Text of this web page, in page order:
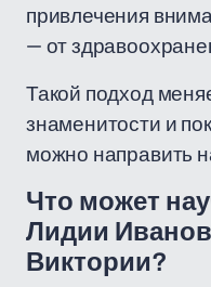
привлечения
— от
Такой подход
знаменитости и
можно направить
Что может
Лидии
Виктории?